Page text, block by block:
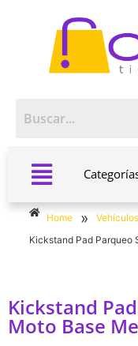
Home » Vehículos
Kickstand Pad Parqueo
Kickstand
Moto Base